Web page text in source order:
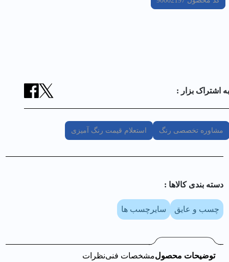
به اشتراک بزار :
مشاوره تخصصی رنگ استعلام قیمت رنگ آمیزی
دسته بندی کالا‌ها :
چسب و عایق سایرچسب ها
توضیحات محصولمشخصات فنینظرات